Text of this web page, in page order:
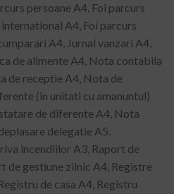
persoane A4, Foi parcurs
A4, Foi parcurs
A4, Jurnal vanzari A4,
de alimente A4, Nota contabila
de receptie A4, Nota de
(in unitati cu amanuntul)
de diferente A4, Nota
delegatie A5.
incendiilor A3, Raport de
de gestiune zilnic A4, Registre
de casa A4, Registru